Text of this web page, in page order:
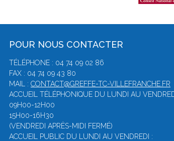
POUR NOUS CONTACTER
TÉLÉPHONE : 04 74 09 02 86
FAX : 04 74 09 43 80
MAIL : CONTACT@GREFFE-TC-VILLEFRANCHE.FR
ACCUEIL TÉLÉPHONIQUE DU LUNDI AU
09H00-12H00
15H00-16H30
(VENDREDI APRÈS-MIDI FERMÉ)
ACCUEIL PUBLIC DU LUNDI AU VENDREDI :